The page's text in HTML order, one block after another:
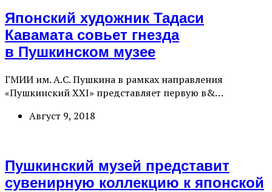
Японский художник Тадаси
Кавамата совьет гнезда
в Пушкинском музее
ГМИИ им. А.С. Пушкина в рамках направления
«Пушкинский XXI» представляет первую в&…
Август 9, 2018
Пушкинский музей представит
сувенирную коллекцию к японской